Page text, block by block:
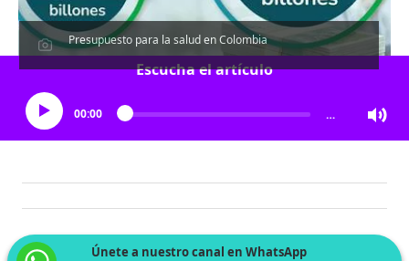
Presupuesto para la salud en Colombia
Escucha el artículo
00:00 …
Únete a nuestro canal en WhatsApp